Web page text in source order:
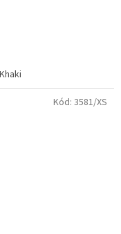
Khaki
Kód: 3581/XS